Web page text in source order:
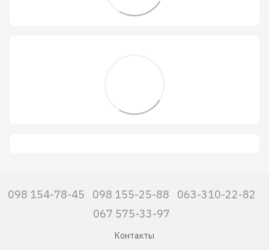
098 154-78-45 098 155-25-88
063-310-22-82
067 575-33-97
Контакты